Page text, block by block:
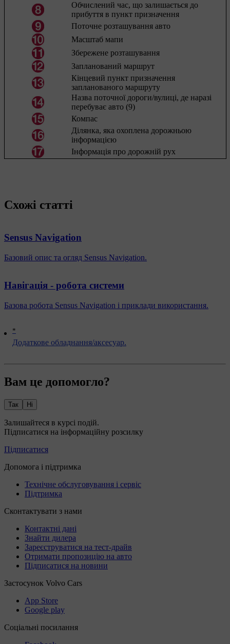
Обчислений час, що залишається до
прибуття в пункт призначення
Поточне розташування авто
Масштаб мапи
Збережене розташування
Запланований маршрут
Кінцевий пункт призначення
запланованого маршруту
Назва поточної дороги/вулиці, де наразі
перебуває авто (9)
Компас
Ділянка, яка охоплена дорожньою
інформацією
Інформація про дорожній рух
*
Додаткове обладнання/аксесуар.
Схожі статті
Sensus Navigation
Базовий опис та огляд Sensus Navigation.
Навігація - робота системи
Базова робота Sensus Navigation і приклади використання.
Вам це допомогло?
Так Ні